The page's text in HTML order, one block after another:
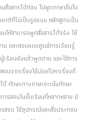
สื่อสารได้ก่อน ไม่พูดภาษาอื่นใน
าติที่ไม่เป็นรูปแบบ หลักสูตรเป็น
ให้สามารถพูดสื่อสารได้จริง ใช้
และสอนแบบศูนย์การเรียนรู้
เรียนฟังแล้วพูดตาม และใช้การ
นจากเรื่องใช้บ่อยไปหาเรื่องที่
ทักษะทางภาษาจะเน้นทักษะ
รสอนในชั้นเรียนที่หลากหลาย มี
สอน ใช้อุปกรณ์และสื่อประกอบ